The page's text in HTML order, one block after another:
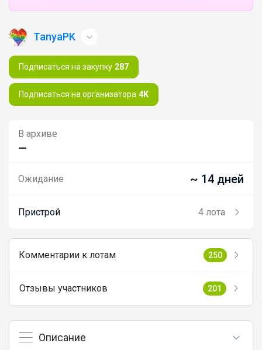
TanyaPK
Подписаться на закупку 287
Подписаться на организатора 4K
В архиве
—
Ожидание ~ 14 дней
Пристрой 4 лота
Комментарии к лотам 250
Отзывы участников 201
Описание